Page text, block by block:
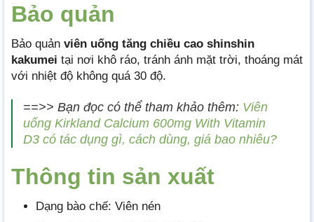
Bảo quản
Bảo quản viên uống tăng chiều cao shinshin
kakumei tại nơi khô ráo, tránh ánh mặt trời, thoáng mát
với nhiệt độ không quá 30 độ.
==>> Bạn đọc có thể tham khảo thêm: Viên
uống Kirkland Calcium 600mg With Vitamin
D3 có tác dụng gì, cách dùng, giá bao nhiêu?
Thông tin sản xuất
Dạng bào chế: Viên nén